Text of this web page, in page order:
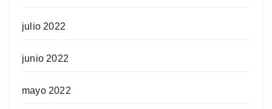
julio 2022
junio 2022
mayo 2022